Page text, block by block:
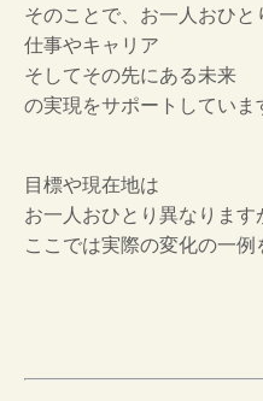
そのことで、お一人おひと
仕事やキャリア
そしてその先にある未来
の実現をサポートしていま
目標や現在地は
お一人おひとり異なります
ここでは実際の変化の一例